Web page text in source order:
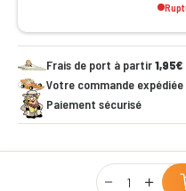
Frais de port à partir1,95€
Votre commande expédiée
Paiement sécurisé
Qty